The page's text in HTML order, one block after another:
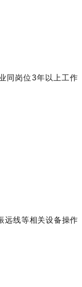
同岗位3年以上工作
远线等相关设备操作